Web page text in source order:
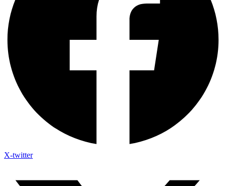
X-twitter